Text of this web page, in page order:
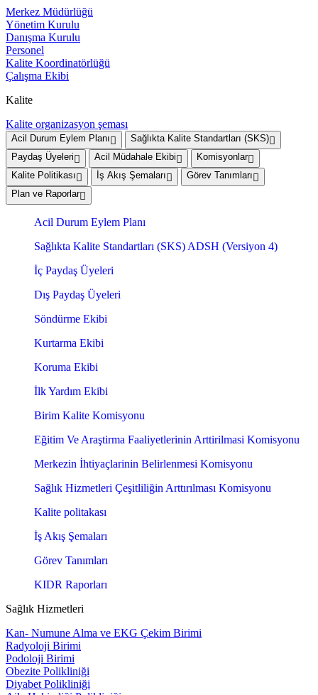
Merkez Müdürlüğü
Yönetim Kurulu
Danışma Kurulu
Personel
Kalite Koordinatörlüğü
Çalışma Ekibi
Kalite
Kalite organizasyon şeması
Acil Durum Eylem Planı
Sağlıkta Kalite Standartları (SKS)
Paydaş Üyeleri
Acil Müdahale Ekibi
Komisyonlar
Kalite Politikası
İş Akış Şemaları
Görev Tanımları
Plan ve Raporlar
Acil Durum Eylem Planı
Sağlıkta Kalite Standartları (SKS) ADSH (Versiyon 4)
İç Paydaş Üyeleri
Dış Paydaş Üyeleri
Söndürme Ekibi
Kurtarma Ekibi
Koruma Ekibi
İlk Yardım Ekibi
Birim Kalite Komisyonu
Eğitim Ve Araştirma Faaliyetlerinin Arttirilmasi Komisyonu
Merkezin İhtiyaçlarinin Belirlenmesi Komisyonu
Sağlık Hizmetleri Çeşitliliğin Arttırılması Komisyonu
Kalite politakası
İş Akış Şemaları
Görev Tanımları
KIDR Raporları
Sağlık Hizmetleri
Kan- Numune Alma ve EKG Çekim Birimi
Radyoloji Birimi
Podoloji Birimi
Obezite Polikliniği
Diyabet Polikliniği